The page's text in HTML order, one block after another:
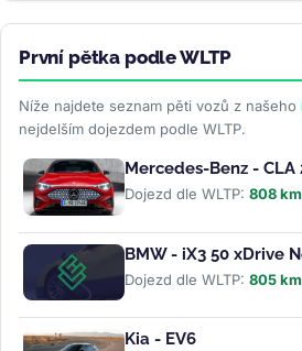
První pětka podle WLTP
Níže najdete seznam pěti vozů z našeho
nejdelším dojezdem podle WLTP.
Mercedes-Benz - CLA
Dojezd dle WLTP: 808 km
BMW - iX3 50 xDrive
Dojezd dle WLTP: 805 km
Kia - EV6